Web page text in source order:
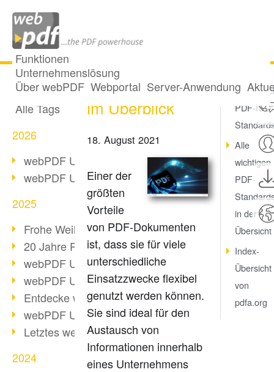
Funktionen
Unternehmenslösung
Über webPDF Webportal Server-Anwendung
Alle Beiträge
Alle Tags
2026
webPDF Update 10.0.5
webPDF Update 10.0.4
2025
Frohe Weihnachten & Auszeit
20 Jahre PDF/A
webPDF Update 10.0.3
webPDF Update 10.0.2
Entdecke webPDF 10
webPDF Update 9.0.0.3655
Letztes webPDF 8 Update
2024
PDF-Standards
im Überblick
18. August 2021
Einer der
größten
Vorteile
von PDF-Dokumenten
ist, dass sie für viele
unterschiedliche
Einsatzzwecke flexibel
genutzt werden können.
Sie sind ideal für den
Austausch von
Informationen innerhalb
eines Unternehmens
PDF-ISO-
Alle
wichtigen
PDF-
in der
Übersicht
Index-
Übersicht
von
pdfa.org